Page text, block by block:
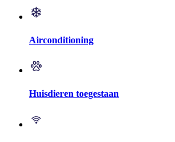
Airconditioning
Huisdieren toegestaan